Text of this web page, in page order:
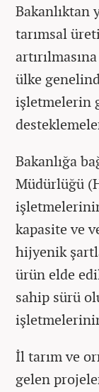
Bakanlıktan
tarımsal
ülke
işletmelerin
Bakanlığa
Müdürlüğü
kapasite ve
hijyenik
ürün elde
sahip sürü
İl tarım ve
gelen